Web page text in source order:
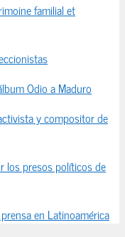
familial et
Odio a Maduro
y compositor de
los presos políticos de
en Latinoamérica